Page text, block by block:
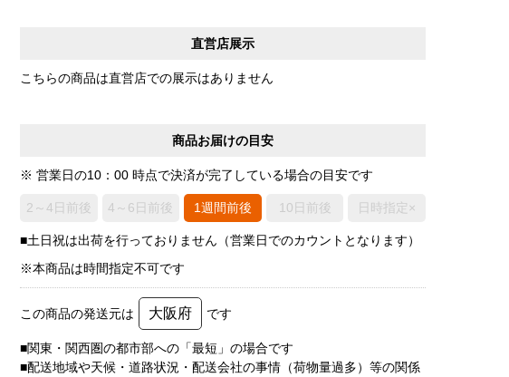
直営店展示
こちらの商品は直営店での展示はありません
商品お届けの目安
※ 営業日の10：00 時点で決済が完了している場合の目安です
2～4日前後 4～6日前後 1週間前後 10日前後 日時指定×
■土日祝は出荷を行っておりません（営業日でのカウントとなります）
※本商品は時間指定不可です
この商品の発送元は 大阪府 です
■関東・関西圏の都市部への「最短」の場合です
■配送地域や天候・道路状況・配送会社の事情（荷物量過多）等の関係